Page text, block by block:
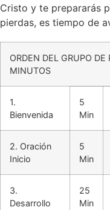
Cristo y te prepararás
pierdas, es tiempo de
ORDEN DEL GRUPO
MINUTOS
1.
Bienvenida
5
Min
2. Oración
Inicio
5
Min
3.
Desarrollo
25
Min